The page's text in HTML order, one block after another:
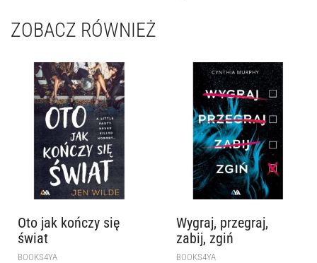
ZOBACZ RÓWNIEŻ
Oto jak kończy się
świat
BOOKS4YA
Wygraj, przegraj,
zabij, zgiń
BOOKS4YA